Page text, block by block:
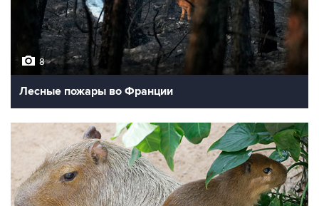
8
Лесные пожары во Франции